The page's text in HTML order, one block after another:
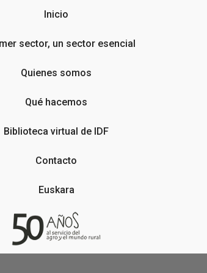
Inicio
sector, un sector esencial
Quienes somos
Qué hacemos
Biblioteca virtual de IDF
Contacto
Euskara